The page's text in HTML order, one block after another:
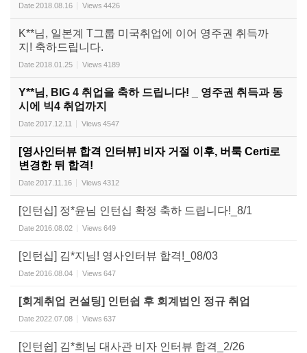
Date2018.08.16 Views 4426
K**님, 일본계 T그룹 미국취업에 이어 영주권 취득까
지! 축하드립니다.
Date2018.01.25 Views 4189
Y**님, BIG 4 취업을 축하 드립니다! _ 영주권 취득과 동
시에 빅4 취업까지
Date2017.12.11 Views 4547
[영사인터뷰 합격 인터뷰] 비자 거절 이후, 버룩 Certi로
변경한 뒤 합격!
Date2017.11.16 Views 4312
[인턴십] 정*윤님 인턴십 확정 축하 드립니다!_8/1
Date2016.08.02 Views 649
[인턴십] 김*지님! 영사인터뷰 합격!_08/03
Date2016.08.04 Views 647
[회계취업 컨설팅] 인턴쉽 후 회계법인 정규 취업
Date2022.07.08 Views 637
[인턴쉽] 김*희님 대사관 비자 인터뷰 합격_2/26